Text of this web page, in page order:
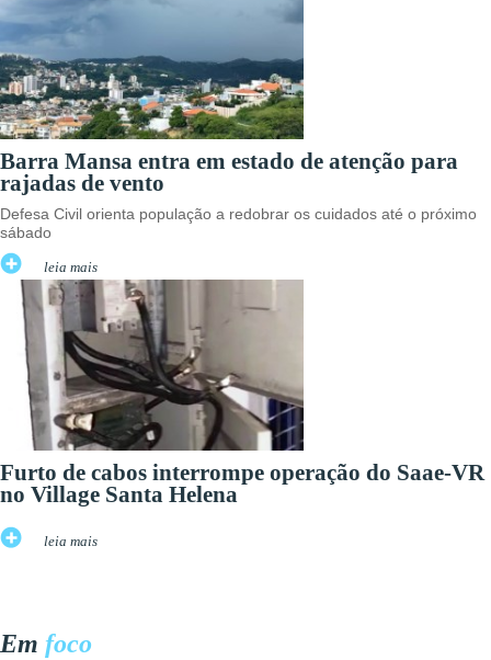
Barra Mansa entra em estado de atenção para
rajadas de vento
Defesa Civil orienta população a redobrar os cuidados até o próximo
sábado
leia mais
Furto de cabos interrompe operação do Saae-VR
no Village Santa Helena
leia mais
Em foco